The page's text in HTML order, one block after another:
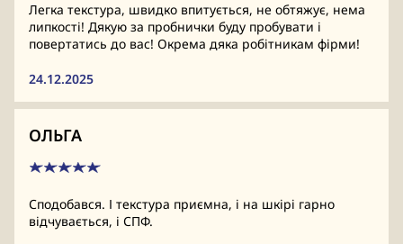
Легка текстура, швидко впитується, не обтяжує, нема
липкості! Дякую за пробнички буду пробувати і
повертатись до вас! Окрема дяка робітникам фірми!
24.12.2025
ОЛЬГА
Сподобався. І текстура приємна, і на шкірі гарно
відчувається, і СПФ.